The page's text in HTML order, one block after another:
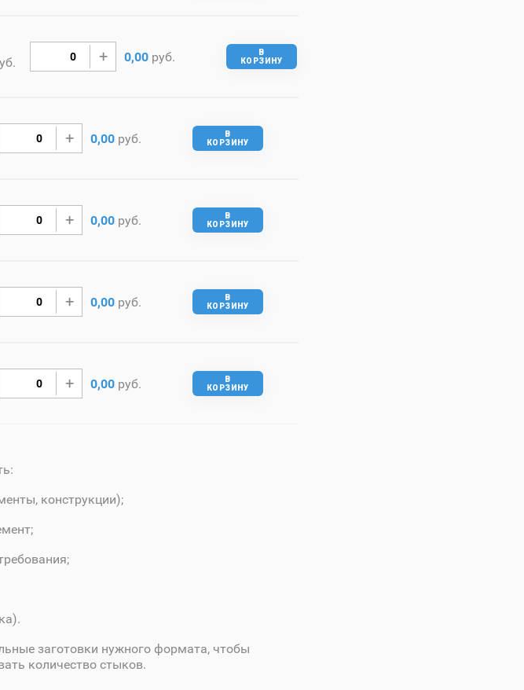
0,00 руб.
В
КОРЗИНУ
0,00 руб.
В
КОРЗИНУ
0,00 руб.
В
КОРЗИНУ
0,00 руб.
В
КОРЗИНУ
0,00 руб.
В
КОРЗИНУ
конструкции);
заготовки нужного формата, чтобы
количество стыков.